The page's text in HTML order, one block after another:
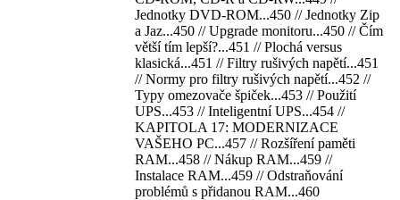
Jednotky DVD-ROM...450 // Jednotky Zip
a Jaz...450 // Upgrade monitoru...450 // Čím
větší tím lepší?...451 // Plochá versus
klasická...451 // Filtry rušivých napětí...451
// Normy pro filtry rušivých napětí...452 //
Typy omezovače špiček...453 // Použití
UPS...453 // Inteligentní UPS...454 //
KAPITOLA 17: MODERNIZACE
VAŠEHO PC...457 // Rozšíření paměti
RAM...458 // Nákup RAM...459 //
Instalace RAM...459 // Odstraňování
problémů s přidanou RAM...460